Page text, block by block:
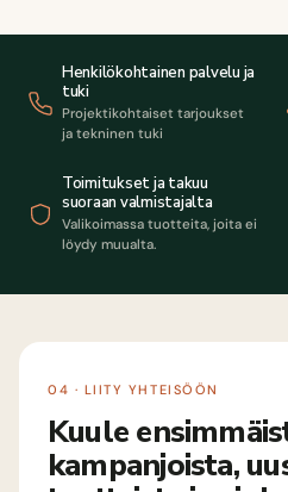
Henkilökohtainen palvelu ja
tuki
Projektikohtaiset tarjoukset
ja tekninen tuki
Toimitukset ja takuu
suoraan valmistajalta
Valikoimassa tuotteita, joita ei
löydy muualta.
04 · LIITY YHTEISÖÖN
Kuule
kampanjoista,